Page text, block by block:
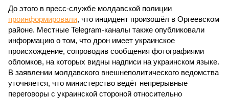
До этого в пресс-службе молдавской полиции
проинформировали, что инцидент произошёл в Оргеевском
районе. Местные Telegram-каналы также опубликовали
информацию о том, что дрон имеет украинское
происхождение, сопроводив сообщения фотографиями
обломков, на которых видны надписи на украинском языке.
В заявлении молдавского внешнеполитического ведомства
уточняется, что министерство ведёт непрерывные
переговоры с украинской стороной относительно